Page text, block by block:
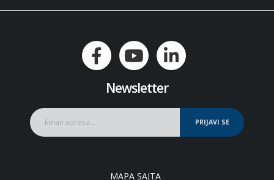
Newsletter
PRIJAVI SE
MAPA SAJTA